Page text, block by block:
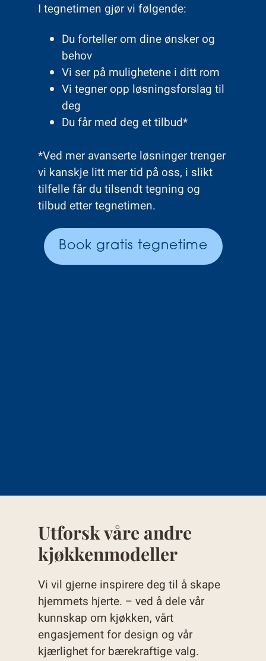
I tegnetimen gjør vi følgende:
Du forteller om dine ønsker og
behov
Vi ser på mulighetene i ditt rom
Vi tegner opp løsningsforslag til
deg
Du får med deg et tilbud*
*Ved mer avanserte løsninger trenger
vi kanskje litt mer tid på oss, i slikt
tilfelle får du tilsendt tegning og
tilbud etter tegnetimen.
Book gratis tegnetime
Utforsk våre andre
kjøkkenmodeller
Vi vil gjerne inspirere deg til å skape
hjemmets hjerte. – ved å dele vår
kunnskap om kjøkken, vårt
engasjement for design og vår
kjærlighet for bærekraftige valg.